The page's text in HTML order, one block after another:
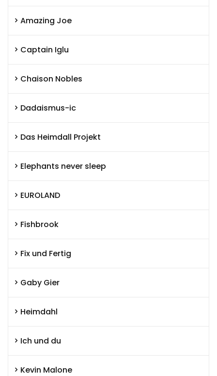
Amazing Joe
Captain Iglu
Chaison Nobles
Dadaismus-ic
Das Heimdall Projekt
Elephants never sleep
EUROLAND
Fishbrook
Fix und Fertig
Gaby Gier
Heimdahl
Ich und du
Kevin Malone